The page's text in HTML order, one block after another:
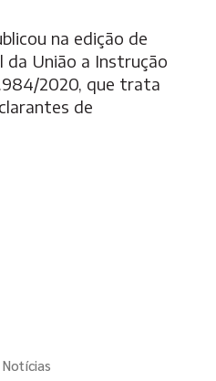
na edição de
da União a Instrução
2020, que trata
de
Notícias